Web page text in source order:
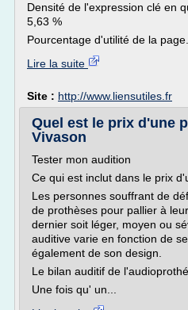
Densité de l'expression clé en
5,63 %
Pourcentage d'utilité de la page...
Lire la suite
Site : http://www.liensutiles.fr
Quel est le prix d'une
Vivason
Tester mon audition
Ce qui est inclut dans le prix
Les personnes souffrant de
de prothèses pour pallier à
dernier soit léger, moyen ou
auditive varie en fonction de
également de son design.
Le bilan auditif de
Une fois qu' un...